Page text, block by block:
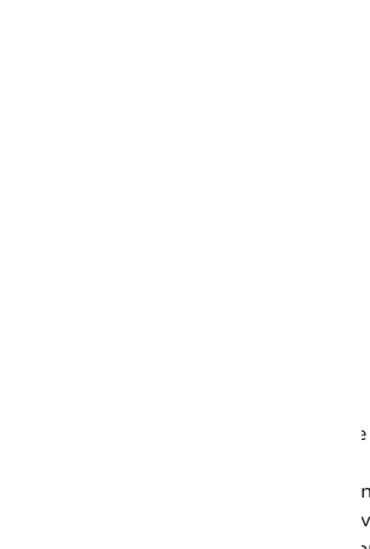
Nie
Súpravy kuchynských nožov
komplexné riešenie pre